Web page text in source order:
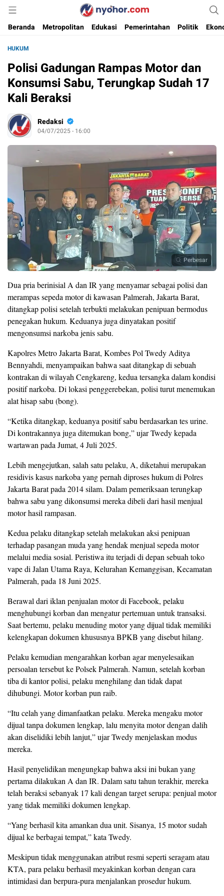
Nyohor.com
Media Informasi Ternyohor
Beranda
Metropolitan Edukasi Pemerintahan Politik
HUKUM
Polisi Gadungan Rampas Motor dan
Konsumsi Sabu, Terungkap Sudah 17
Kali Beraksi
Redaksi
04/07/2025 - 16:00
Perbesar
Dua pria berinisial A dan IR yang menyamar sebagai polisi dan
merampas sepeda motor di kawasan Palmerah, Jakarta Barat,
ditangkap polisi setelah terbukti melakukan penipuan bermodus
penegakan hukum. Keduanya juga dinyatakan positif
mengonsumsi narkoba jenis sabu.
Kapolres Metro Jakarta Barat, Kombes Pol Twedy Aditya
Bennyahdi, menyampaikan bahwa saat ditangkap di sebuah
kontrakan di wilayah Cengkareng, kedua tersangka dalam kondisi
positif narkoba. Di lokasi penggerebekan, polisi turut menemukan
alat hisap sabu (bong).
“Ketika ditangkap, keduanya positif sabu berdasarkan tes urine.
Di kontrakannya juga ditemukan bong,” ujar Twedy kepada
wartawan pada Jumat, 4 Juli 2025.
Lebih mengejutkan, salah satu pelaku, A, diketahui merupakan
residivis kasus narkoba yang pernah diproses hukum di Polres
Jakarta Barat pada 2014 silam. Dalam pemeriksaan terungkap
bahwa sabu yang dikonsumsi mereka dibeli dari hasil menjual
motor hasil rampasan.
Kedua pelaku ditangkap setelah melakukan aksi penipuan
terhadap pasangan muda yang hendak menjual sepeda motor
melalui media sosial. Peristiwa itu terjadi di depan sebuah toko
vape di Jalan Utama Raya, Kelurahan Kemanggisan, Kecamatan
Palmerah, pada 18 Juni 2025.
Berawal dari iklan penjualan motor di Facebook, pelaku
menghubungi korban dan mengatur pertemuan untuk transaksi.
Saat bertemu, pelaku menuding motor yang dijual tidak memiliki
kelengkapan dokumen khususnya BPKB yang disebut hilang.
Pelaku kemudian mengarahkan korban agar menyelesaikan
persoalan tersebut ke Polsek Palmerah. Namun, setelah korban
tiba di kantor polisi, pelaku menghilang dan tidak dapat
dihubungi. Motor korban pun raib.
“Itu celah yang dimanfaatkan pelaku. Mereka mengaku motor
dijual tanpa dokumen lengkap, lalu menyita motor dengan dalih
akan diselidiki lebih lanjut,” ujar Twedy menjelaskan modus
mereka.
Hasil penyelidikan mengungkap bahwa aksi ini bukan yang
pertama dilakukan A dan IR. Dalam satu tahun terakhir, mereka
telah beraksi sebanyak 17 kali dengan target serupa: penjual motor
yang tidak memiliki dokumen lengkap.
“Yang berhasil kita amankan dua unit. Sisanya, 15 motor sudah
dijual ke berbagai tempat,” kata Twedy.
Meskipun tidak menggunakan atribut resmi seperti seragam atau
KTA, para pelaku berhasil meyakinkan korban dengan cara
intimidasi dan berpura-pura menjalankan prosedur hukum.